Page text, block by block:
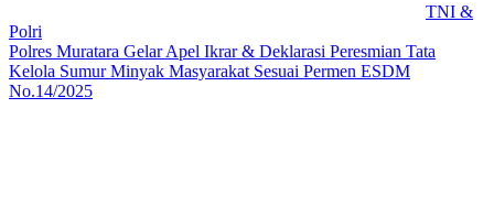
TNI &
Polri
Polres Muratara Gelar Apel Ikrar & Deklarasi Peresmian Tata
Kelola Sumur Minyak Masyarakat Sesuai Permen ESDM
No.14/2025